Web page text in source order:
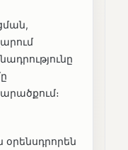
օրենսդրորեն